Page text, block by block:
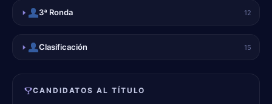
3ª Ronda 12
Clasificación 15
CANDIDATOS AL TÍTULO